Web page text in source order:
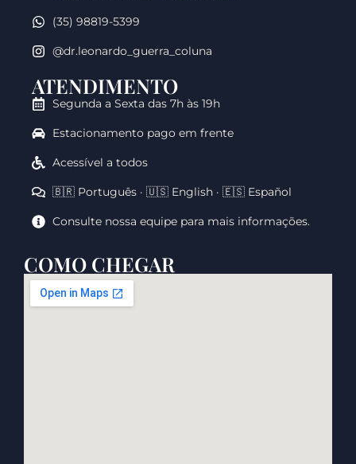
(35) 98819-5399
@dr.leonardo_guerra_coluna
ATENDIMENTO
Segunda a Sexta das 7h às 19h
Estacionamento pago em frente
Acessível a todos
🇧🇷 Português · 🇺🇸 English · 🇪🇸 Español
Consulte nossa equipe para mais informações.
COMO CHEGAR